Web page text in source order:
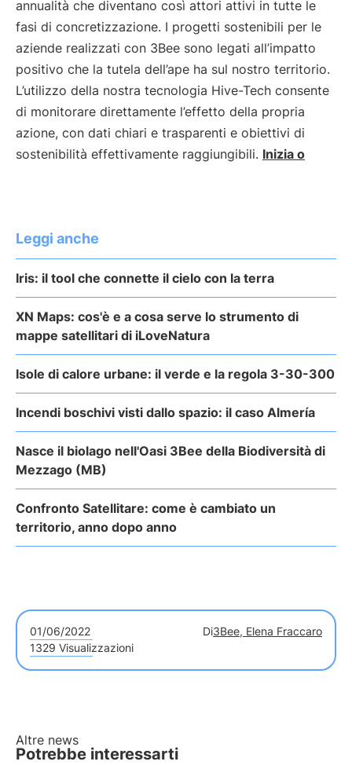
annualità che diventano così attori attivi in tutte le
fasi di concretizzazione. I progetti sostenibili per le
aziende realizzati con 3Bee sono legati all’impatto
positivo che la tutela dell’ape ha sul nostro territorio.
L’utilizzo della nostra tecnologia Hive-Tech consente
di monitorare direttamente l’effetto della propria
azione, con dati chiari e trasparenti e obiettivi di
sostenibilità effettivamente raggiungibili. Inizia o
Leggi anche
Iris: il tool che connette il cielo con la terra
XN Maps: cos'è e a cosa serve lo strumento di
mappe satellitari di iLoveNatura
Isole di calore urbane: il verde e la regola 3-30-300
Incendi boschivi visti dallo spazio: il caso Almería
Nasce il biolago nell'Oasi 3Bee della Biodiversità di
Mezzago (MB)
Confronto Satellitare: come è cambiato un
territorio, anno dopo anno
01/06/2022 Di3Bee, Elena Fraccaro
1329 Visualizzazioni
Altre news
Potrebbe interessarti